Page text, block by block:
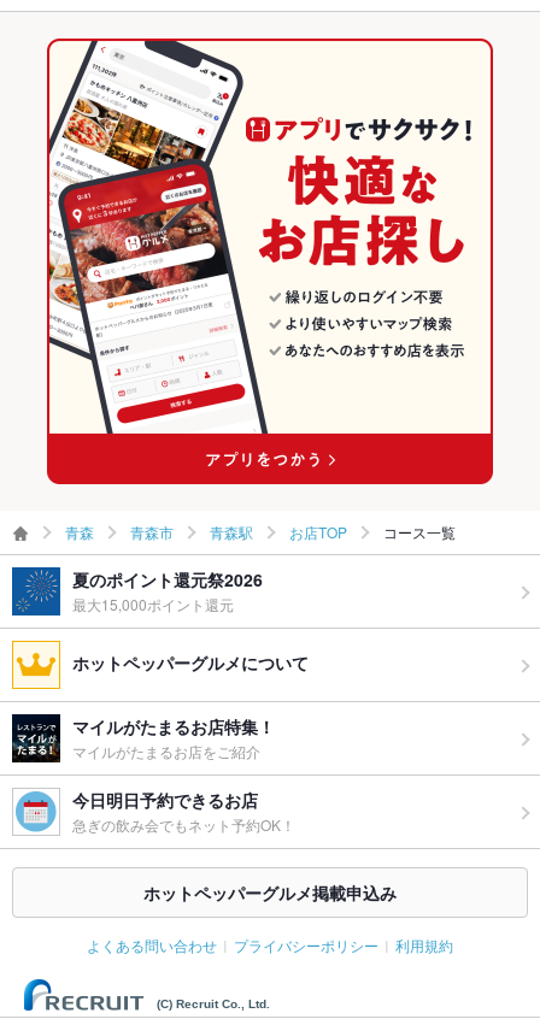
青森駅 × 焼肉・ホルモン
青森駅 × 焼肉
青森 × 焼肉・ホルモン
青森 × 焼肉
青森のグルメランキング
青森の焼肉・ホルモンランキング
青森市のグルメランキング
青森市の焼肉・ホルモンランキング
青森駅のグルメランキング
青森 青森市 青森駅 お店TOP コース一覧
夏のポイント還元祭2026
最大15,000ポイント還元
ホットペッパーグルメについて
マイルがたまるお店特集！
マイルがたまるお店をご紹介
今日明日予約できるお店
急ぎの飲み会でもネット予約OK！
ホットペッパーグルメ掲載申込み
よくある問い合わせ プライバシーポリシー 利用規約
(C) Recruit Co., Ltd.